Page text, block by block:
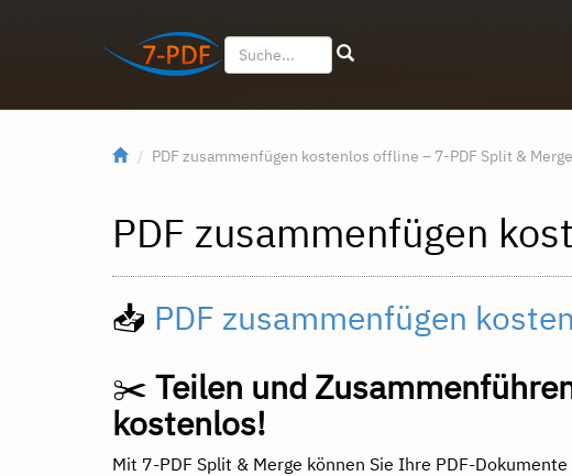
PDF zusammenfügen kostenlos offline – 7-PDF Split & Merge
PDF zusammenfügen
📥 PDF zusammenfügen
✂️ Teilen und
kostenlos!
Mit 7-PDF Split & Merge können Sie Ihre PDF-